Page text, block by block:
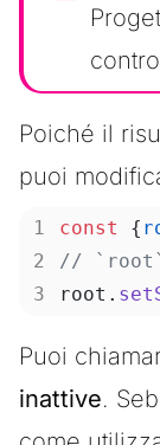
Poiché il
puoi
const {
// `root`
root.
Puoi
inattive.